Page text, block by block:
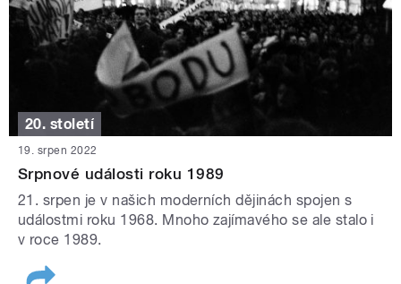
20. století
19. srpen 2022
Srpnové události roku 1989
21. srpen je v našich moderních dějinách spojen s
událostmi roku 1968. Mnoho zajímavého se ale stalo i
v roce 1989.